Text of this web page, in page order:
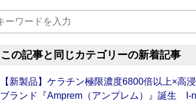
この記事と同じカテゴリーの新着記事
【新製品】ケラチン極限濃度6800倍以上×高
ブランド『Amprem（アンプレム）』誕生 I-